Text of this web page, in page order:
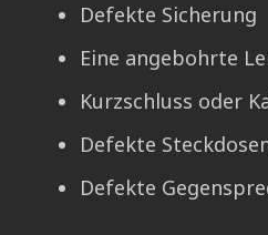
Defekte Sicherung
Eine angebohrte
Kurzschluss oder
Defekte
Defekte